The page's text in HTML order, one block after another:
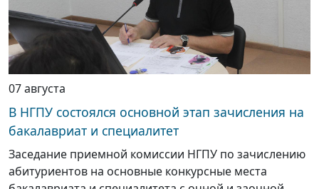
07 августа
В НГПУ состоялся основной этап зачисления на
бакалавриат и специалитет
Заседание приемной комиссии НГПУ по зачислению
абитуриентов на основные конкурсные места